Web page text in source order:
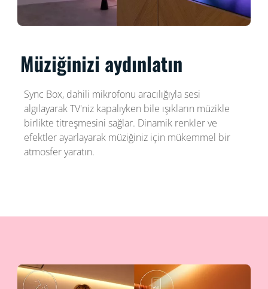
Müziğinizi aydınlatın
Sync Box, dahili mikrofonu aracılığıyla sesi
algılayarak TV'niz kapalıyken bile ışıkların müzikle
birlikte titreşmesini sağlar. Dinamik renkler ve
efektler ayarlayarak müziğiniz için mükemmel bir
atmosfer yaratın.